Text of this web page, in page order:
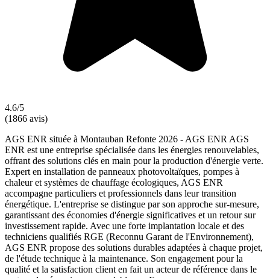
4.6/5
(1866 avis)
AGS ENR située à Montauban Refonte 2026 - AGS ENR AGS
ENR est une entreprise spécialisée dans les énergies renouvelables,
offrant des solutions clés en main pour la production d'énergie verte.
Expert en installation de panneaux photovoltaïques, pompes à
chaleur et systèmes de chauffage écologiques, AGS ENR
accompagne particuliers et professionnels dans leur transition
énergétique. L'entreprise se distingue par son approche sur-mesure,
garantissant des économies d'énergie significatives et un retour sur
investissement rapide. Avec une forte implantation locale et des
techniciens qualifiés RGE (Reconnu Garant de l'Environnement),
AGS ENR propose des solutions durables adaptées à chaque projet,
de l'étude technique à la maintenance. Son engagement pour la
qualité et la satisfaction client en fait un acteur de référence dans le